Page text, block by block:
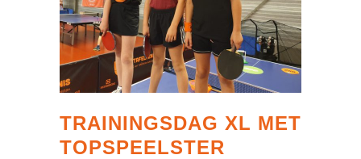
TRAININGSDAG XL MET
TOPSPEELSTER